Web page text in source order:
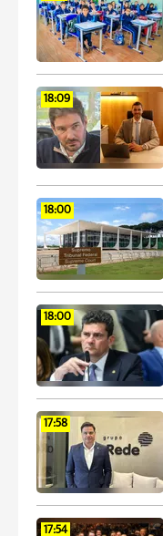
18:09
18:00
18:00
17:58
17:54